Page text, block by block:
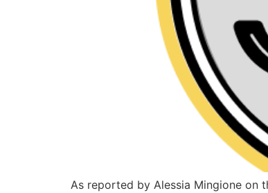
As reported by Alessia Mingione on